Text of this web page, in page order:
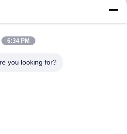
Parkı, 2-1, Xingye
6:34 PM
you looking for?